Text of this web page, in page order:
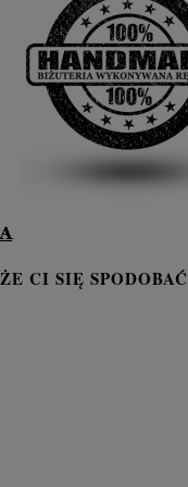
CI SIĘ